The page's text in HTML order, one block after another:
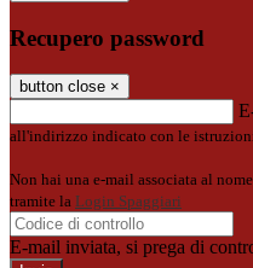
Recupero password
button close ×
all'indirizzo indicato con le
Non hai una e-mail associata al
tramite la Login Spaggiari
E-mail inviata, si prega di